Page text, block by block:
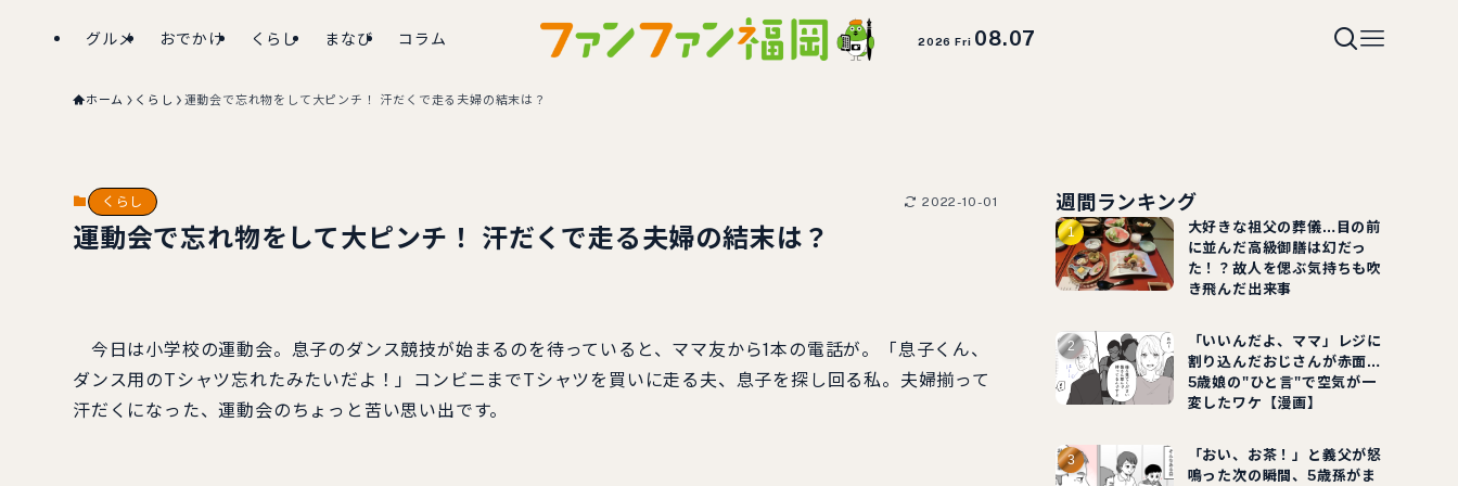
グルメ おでかけ くらし まなび コラム 2026 Fri 08.07
ホーム くらし 運動会で忘れ物をして大ピンチ！ 汗だくで走る夫婦の結末は？
くらし 2022-10-01
運動会で忘れ物をして大ピンチ！ 汗だくで走る夫婦の結末は？
今日は小学校の運動会。息子のダンス競技が始まるのを待っていると、ママ友から1本の電話が。「息子くん、
ダンス用のTシャツ忘れたみたいだよ！」コンビニまでTシャツを買いに走る夫、息子を探し回る私。夫婦揃って
汗だくになった、運動会のちょっと苦い思い出です。
週間ランキング
大好きな祖父の葬儀…目の前
に並んだ高級御膳は幻だっ
た！？故人を偲ぶ気持ちも吹
き飛んだ出来事
「いいんだよ、ママ」レジに
割り込んだおじさんが赤面…
5歳娘の"ひと言"で空気が一
変したワケ【漫画】
「おい、お茶！」と義父が怒
鳴った次の瞬間、5歳孫がま